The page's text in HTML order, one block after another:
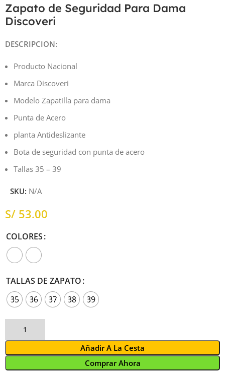
Zapato de Seguridad Para Dama
Discoveri
DESCRIPCION:
Producto Nacional
Marca Discoveri
Modelo Zapatilla para dama
Punta de Acero
planta Antideslizante
Bota de seguridad con punta de acero
Tallas 35 – 39
SKU: N/A
S/
COLORES
TALLAS DE ZAPATO
35
36 37 38 39
Añadir A La Cesta
Comprar Ahora